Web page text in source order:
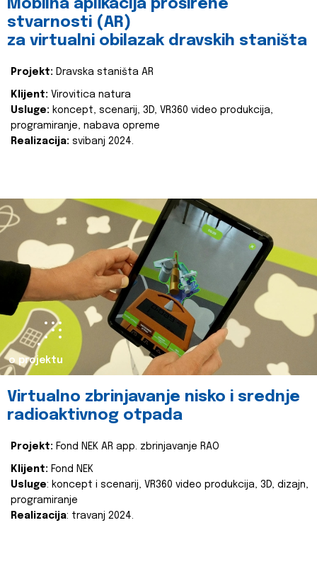
Mobilna aplikacija proširene
stvarnosti (AR)
za virtualni obilazak dravskih staništa
Projekt: Dravska staništa AR
Klijent: Virovitica natura
Usluge: koncept, scenarij, 3D, VR360 video produkcija,
programiranje, nabava opreme
Realizacija: svibanj 2024.
o projektu
Virtualno zbrinjavanje nisko i srednje
radioaktivnog otpada
Projekt: Fond NEK AR app. zbrinjavanje RAO
Klijent: Fond NEK
Usluge: koncept i scenarij, VR360 video produkcija, 3D, dizajn,
programiranje
Realizacija: travanj 2024.